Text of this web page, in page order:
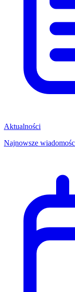
Aktualności
Najnowsze